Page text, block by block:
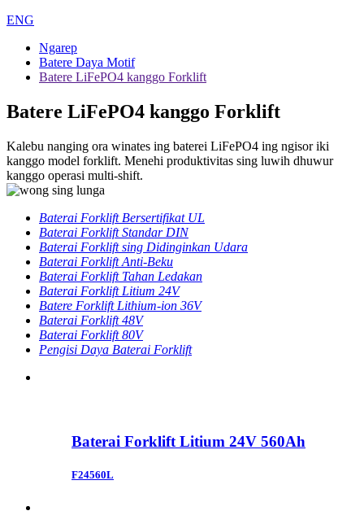
ENG
Ngarep
Batere Daya Motif
Batere LiFePO4 kanggo Forklift
Batere LiFePO4 kanggo Forklift
Kalebu nanging ora winates ing baterei LiFePO4 ing ngisor iki
kanggo model forklift. Menehi produktivitas sing luwih dhuwur
kanggo operasi multi-shift.
Baterai Forklift Bersertifikat UL
Baterai Forklift Standar DIN
Baterai Forklift sing Didinginkan Udara
Baterai Forklift Anti-Beku
Baterai Forklift Tahan Ledakan
Baterai Forklift Litium 24V
Batere Forklift Lithium-ion 36V
Baterai Forklift 48V
Baterai Forklift 80V
Pengisi Daya Baterai Forklift
Baterai Forklift Litium 24V 560Ah
F24560L